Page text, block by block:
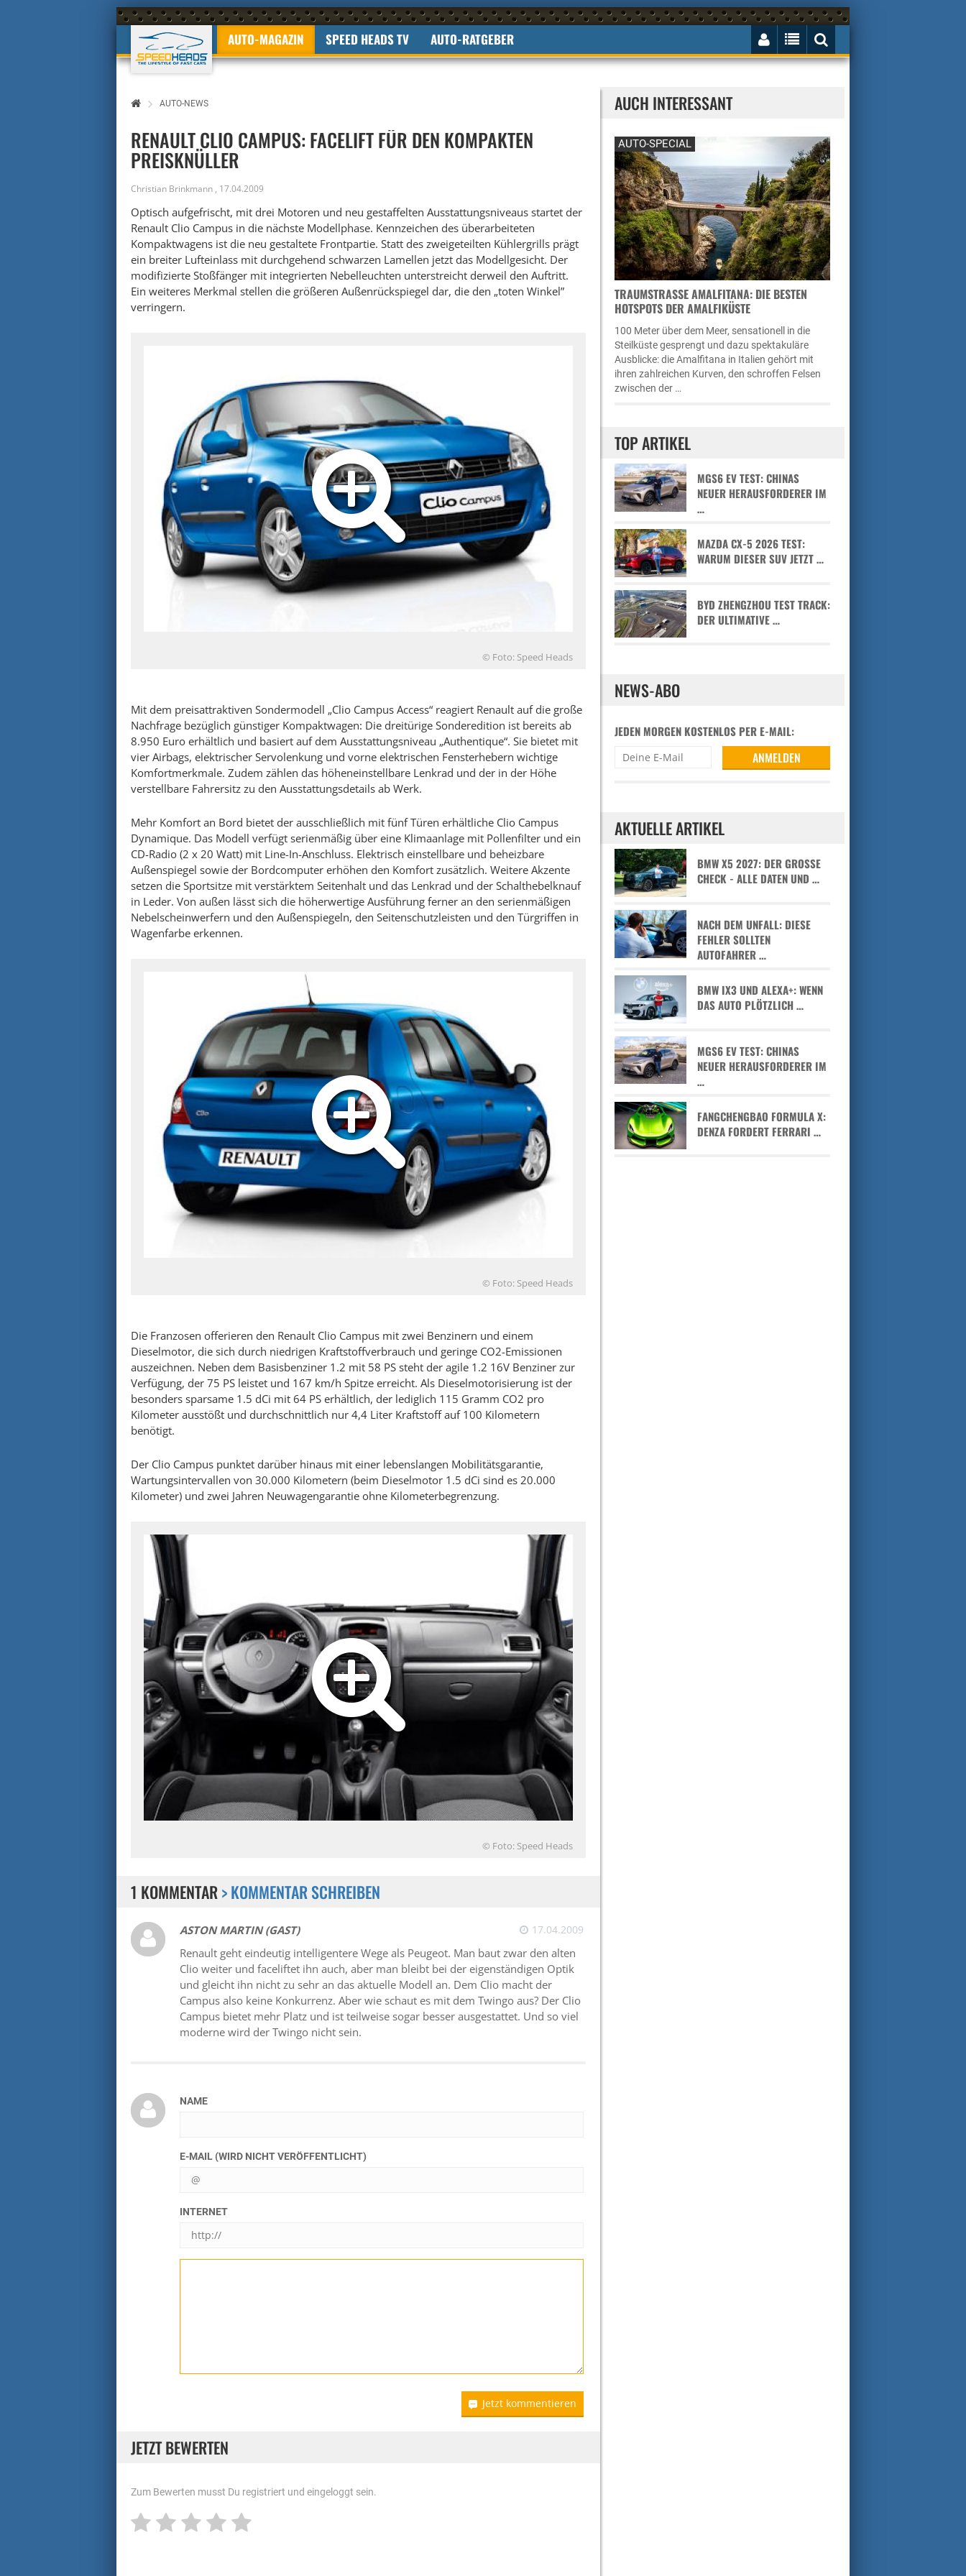
AUTO-MAGAZIN SPEED HEADS TV AUTO-RATGEBER
AUTO-NEWS
RENAULT CLIO CAMPUS: FACELIFT FÜR DEN KOMPAKTEN
PREISKNÜLLER
Christian Brinkmann , 17.04.2009
Optisch aufgefrischt, mit drei Motoren und neu gestaffelten Ausstattungsniveaus startet der
Renault Clio Campus in die nächste Modellphase. Kennzeichen des überarbeiteten
Kompaktwagens ist die neu gestaltete Frontpartie. Statt des zweigeteilten Kühlergrills prägt
ein breiter Lufteinlass mit durchgehend schwarzen Lamellen jetzt das Modellgesicht. Der
modifizierte Stoßfänger mit integrierten Nebelleuchten unterstreicht derweil den Auftritt.
Ein weiteres Merkmal stellen die größeren Außenrückspiegel dar, die den „toten Winkel”
verringern.
© Foto: Speed Heads
Mit dem preisattraktiven Sondermodell „Clio Campus Access“ reagiert Renault auf die große
Nachfrage bezüglich günstiger Kompaktwagen: Die dreitürige Sonderedition ist bereits ab
8.950 Euro erhältlich und basiert auf dem Ausstattungsniveau „Authentique“. Sie bietet mit
vier Airbags, elektrischer Servolenkung und vorne elektrischen Fensterhebern wichtige
Komfortmerkmale. Zudem zählen das höheneinstellbare Lenkrad und der in der Höhe
verstellbare Fahrersitz zu den Ausstattungsdetails ab Werk.
Mehr Komfort an Bord bietet der ausschließlich mit fünf Türen erhältliche Clio Campus
Dynamique. Das Modell verfügt serienmäßig über eine Klimaanlage mit Pollenfilter und ein
CD-Radio (2 x 20 Watt) mit Line-In-Anschluss. Elektrisch einstellbare und beheizbare
Außenspiegel sowie der Bordcomputer erhöhen den Komfort zusätzlich. Weitere Akzente
setzen die Sportsitze mit verstärktem Seitenhalt und das Lenkrad und der Schalthebelknauf
in Leder. Von außen lässt sich die höherwertige Ausführung ferner an den serienmäßigen
Nebelscheinwerfern und den Außenspiegeln, den Seitenschutzleisten und den Türgriffen in
Wagenfarbe erkennen.
© Foto: Speed Heads
Die Franzosen offerieren den Renault Clio Campus mit zwei Benzinern und einem
Dieselmotor, die sich durch niedrigen Kraftstoffverbrauch und geringe CO2-Emissionen
auszeichnen. Neben dem Basisbenziner 1.2 mit 58 PS steht der agile 1.2 16V Benziner zur
Verfügung, der 75 PS leistet und 167 km/h Spitze erreicht. Als Dieselmotorisierung ist der
besonders sparsame 1.5 dCi mit 64 PS erhältlich, der lediglich 115 Gramm CO2 pro
Kilometer ausstößt und durchschnittlich nur 4,4 Liter Kraftstoff auf 100 Kilometern
benötigt.
Der Clio Campus punktet darüber hinaus mit einer lebenslangen Mobilitätsgarantie,
Wartungsintervallen von 30.000 Kilometern (beim Dieselmotor 1.5 dCi sind es 20.000
Kilometer) und zwei Jahren Neuwagengarantie ohne Kilometerbegrenzung.
© Foto: Speed Heads
1 KOMMENTAR> KOMMENTAR SCHREIBEN
ASTON MARTIN (GAST) 17.04.2009
Renault geht eindeutig intelligentere Wege als Peugeot. Man baut zwar den alten
Clio weiter und faceliftet ihn auch, aber man bleibt bei der eigenständigen Optik
und gleicht ihn nicht zu sehr an das aktuelle Modell an. Dem Clio macht der
Campus also keine Konkurrenz. Aber wie schaut es mit dem Twingo aus? Der Clio
Campus bietet mehr Platz und ist teilweise sogar besser ausgestattet. Und so viel
moderne wird der Twingo nicht sein.
NAME
E-MAIL (WIRD NICHT VERÖFFENTLICHT)
INTERNET
Jetzt kommentieren
JETZT BEWERTEN
Zum Bewerten musst Du registriert und eingeloggt sein.
AUCH INTERESSANT
AUTO-SPECIAL
TRAUMSTRASSE AMALFITANA: DIE BESTEN H
OTSPOTS DER AMALFIKÜSTE
100 Meter über dem Meer, sensationell in die
Steilküste gesprengt und dazu spektakuläre
Ausblicke: die Amalfitana in Italien gehört mit
ihren zahlreichen Kurven, den schroffen Felsen
zwischen der …
TOP ARTIKEL
MGS6 EV TEST: CHINAS
NEUER HERAUSFORDERER IM
…
MAZDA CX-5 2026 TEST:
WARUM DIESER SUV JETZT …
BYD ZHENGZHOU TEST TRACK:
DER ULTIMATIVE …
NEWS-ABO
JEDEN MORGEN KOSTENLOS PER E-MAIL:
AKTUELLE ARTIKEL
BMW X5 2027: DER GROSSE C
HECK - ALLE DATEN UND …
NACH DEM UNFALL: DIESE
FEHLER SOLLTEN
AUTOFAHRER …
BMW IX3 UND ALEXA+: WENN
DAS AUTO PLÖTZLICH …
MGS6 EV TEST: CHINAS
NEUER HERAUSFORDERER IM
…
FANGCHENGBAO FORMULA X:
DENZA FORDERT FERRARI …